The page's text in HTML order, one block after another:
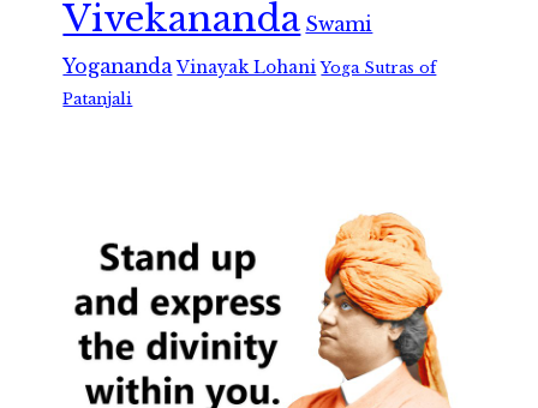
Vivekananda Swami
Yogananda Vinayak Lohani Yoga Sutras of
Patanjali